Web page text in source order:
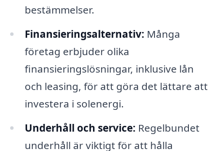
bestämmelser.
Finansieringsalternativ: Många
företag erbjuder olika
finansieringslösningar, inklusive lån
och leasing, för att göra det lättare att
investera i solenergi.
Underhåll och service: Regelbundet
underhåll är viktigt för att hålla